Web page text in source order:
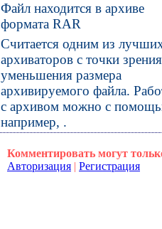
Файл находится в архиве
формата RAR
Считается одним из
архиваторов с точки зрения
уменьшения размера
архивируемого файла.
с архивом можно с
например, .
Комментировать могут
Авторизация | Регистрация